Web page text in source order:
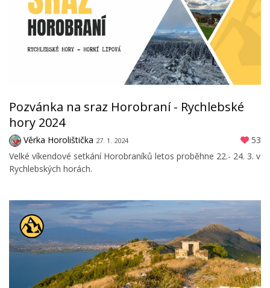
Pozvánka na sraz Horobraní - Rychlebské
hory 2024
Věrka Horolištička 27. 1. 2024
53
Velké víkendové setkání Horobraníků letos proběhne 22.- 24. 3. v
Rychlebských horách.